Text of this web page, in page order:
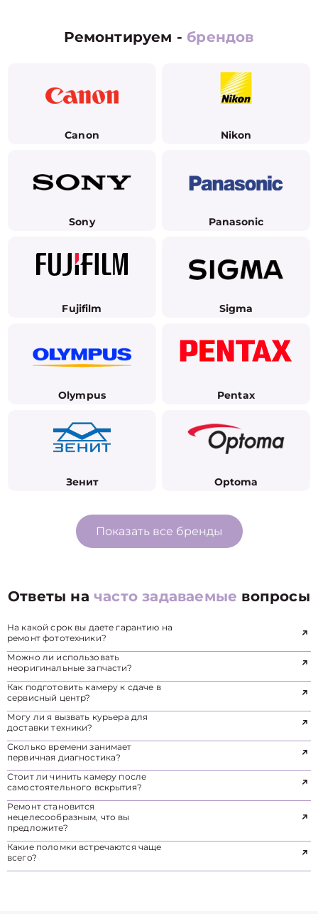
Ремонтируем - брендов
Canon Nikon
Sony Panasonic
Fujifilm Sigma
Olympus Pentax
Зенит Optoma
Показать все бренды
Ответы начасто задаваемые вопросы
На какой срок вы даете гарантию на
ремонт фототехники?
Можно ли использовать
неоригинальные запчасти?
Как подготовить камеру к сдаче в
сервисный центр?
Могу ли я вызвать курьера для
доставки техники?
Сколько времени занимает
первичная диагностика?
Стоит ли чинить камеру после
самостоятельного вскрытия?
Ремонт становится
нецелесообразным, что вы
предложите?
Какие поломки встречаются чаще
всего?